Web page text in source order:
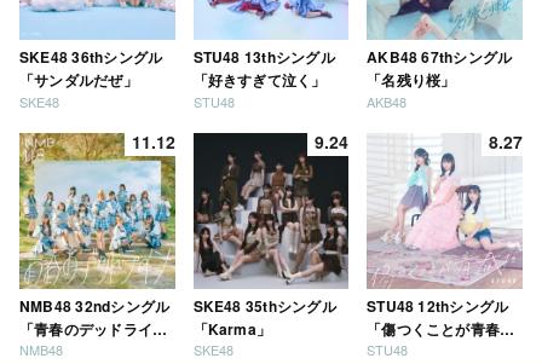
SKE48 36thシングル
「サンダルだぜ」
SKE48
STU48 13thシングル
「好きすぎて泣く」
STU48
AKB48 67thシングル
「名残り桜」
AKB48
11.12
NMB48 32ndシングル
「青春のデッドライ
ン」
NMB48
9.24
SKE48 35thシングル
「Karma」
SKE48
8.27
STU48 12thシングル
「傷つくことが青春
だ」
STU48